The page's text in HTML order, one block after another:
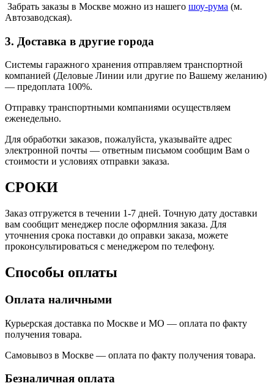
Забрать заказы в Москве можно из нашего шоу-рума (м.
Автозаводская).
3. Доставка в другие города
Системы гаражного хранения отправляем транспортной
компанией (Деловые Линии или другие по Вашему желанию)
— предоплата 100%.
Отправку транспортными компаниями осуществляем
еженедельно.
Для обработки заказов, пожалуйста, указывайте адрес
электронной почты — ответным письмом сообщим Вам о
стоимости и условиях отправки заказа.
СРОКИ
Заказ отгружется в течении 1-7 дней. Точную дату доставки
вам сообщит менеджер после оформлния заказа. Для
уточнения срока поставки до оправки заказа, можете
проконсультироваться с менеджером по телефону.
Способы оплаты
Оплата наличными
Курьерская доставка по Москве и МО — оплата по факту
получения товара.
Самовывоз в Москве — оплата по факту получения товара.
Безналичная оплата